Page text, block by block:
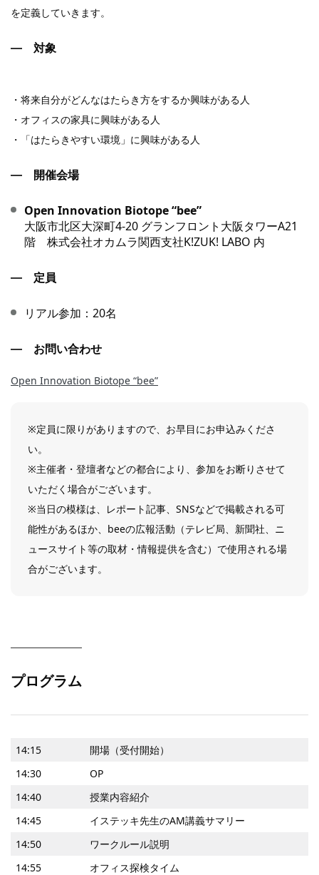
を定義していきます。
対象
・将来自分がどんなはたらき方をするか興味がある人
・オフィスの家具に興味がある人
・「はたらきやすい環境」に興味がある人
開催会場
Open Innovation Biotope “bee”
大阪市北区大深町4-20 グランフロント大阪タワーA21
階 株式会社オカムラ関西支社K!ZUK! LABO 内
定員
リアル参加：20名
お問い合わせ
Open Innovation Biotope “bee”
※定員に限りがありますので、お早目にお申込みくださ
い。
※主催者・登壇者などの都合により、参加をお断りさせて
いただく場合がございます。
※当日の模様は、レポート記事、SNSなどで掲載される可
能性があるほか、beeの広報活動（テレビ局、新聞社、ニ
ュースサイト等の取材・情報提供を含む）で使用される場
合がございます。
プログラム
14:15
開場（受付開始）
14:30
OP
14:40
授業内容紹介
14:45
イステッキ先生のAM講義サマリー
14:50
ワークルール説明
14:55
オフィス探検タイム